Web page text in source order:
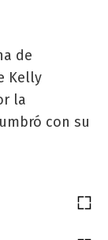
de
Kelly
la
con su